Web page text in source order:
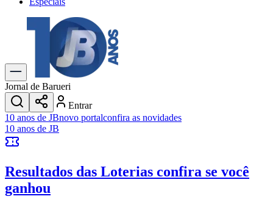
Explore Tudo
Últimas Notícias
Previsão do Tempo
Trânsito e Rotas
Dia a Dia & Lazer
Transportes
Gastronomia
Cinema & Shows
JogosNovo
Anuncie no Portal
Cadastrar Empresa
Divulgar Vagas
Jornal de Barueri
Entrar
10 anos de JBnovo portalconfira as novidades
10 anos de JB
Resultados das Loterias confira se você
ganhou